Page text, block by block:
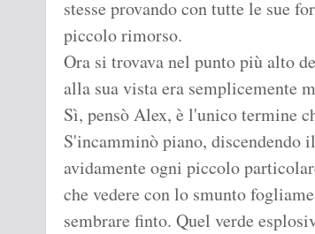
stesse provando con tutte le sue
piccolo rimorso.
Ora si trovava nel punto più alto
alla sua vista era semplicemente
Sì, pensò Alex, è l'unico termine
S'incamminò piano, discendendo
avidamente ogni piccolo
che vedere con lo smunto
sembrare finto. Quel verde